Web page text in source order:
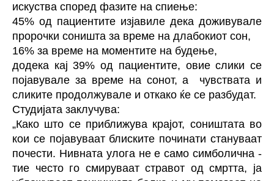
искуства според фазите на спиење:
45% од пациентите изјавиле дека доживувале
пророчки соништа за време на длабокиот сон,
16% за време на моментите на будење,
додека кај 39% од пациентите, овие слики се
појавувале за време на сонот, а чувствата и
сликите продолжувале и откако ќе се разбудат.
Студијата заклучува:
„Како што се приближува крајот, соништата во
кои се појавуваат блиските починати стануваат
почести. Нивната улога не е само симболична -
тие често го смируваат стравот од смртта, ја